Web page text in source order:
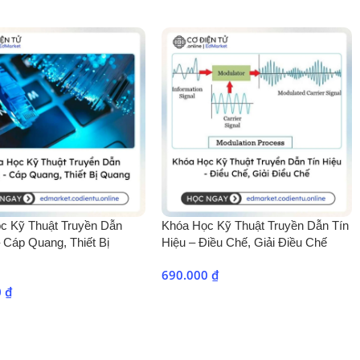
Chính Xác(2 giờ)
đo.
(2 giờ)
cáp quang, vô tuyến, vệ tinh…).
Kỹ Thuật Truyền Dẫn
Cáp Quang, Thiết Bị
₫
Khóa Học Kỹ Thuật Truyền Dẫn Tín
Hiệu – Điều Chế, Giải Điều Chế
690.000₫